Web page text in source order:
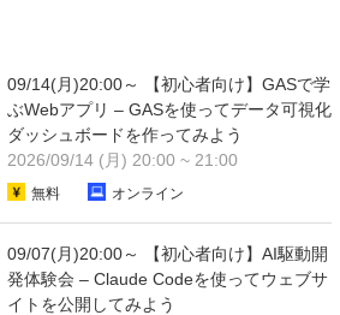
09/14(月)20:00～ 【初心者向け】GASで学
ぶWebアプリ – GASを使ってデータ可視化
ダッシュボードを作ってみよう
2026/09/14 (月) 20:00 ~ 21:00
無料 オンライン
09/07(月)20:00～ 【初心者向け】AI駆動開
発体験会 – Claude Codeを使ってウェブサ
イトを公開してみよう